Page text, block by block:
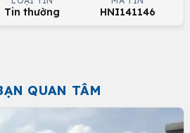
Tin thường HNI141146
QUAN TÂM